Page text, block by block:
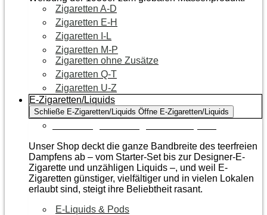
Zigaretten A-D
Zigaretten E-H
Zigaretten I-L
Zigaretten M-P
Zigaretten ohne Zusätze
Zigaretten Q-T
Zigaretten U-Z
E-Zigaretten/Liquids
Schließe E-Zigaretten/Liquids Öffne E-Zigaretten/Liquids
Unser Shop deckt die ganze Bandbreite des teerfreien
Dampfens ab – vom Starter-Set bis zur Designer-E-
Zigarette und unzähligen Liquids –, und weil E-
Zigaretten günstiger, vielfältiger und in vielen Lokalen
erlaubt sind, steigt ihre Beliebtheit rasant.
E-Liquids & Pods